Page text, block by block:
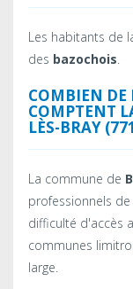
Les habitants de
des bazochois.
COMBIEN DE
COMPTENT
LÈS-BRAY
La commune de
professionnels
difficulté d'accès
communes
large.